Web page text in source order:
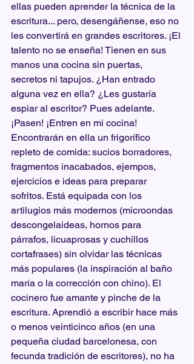
ellas pueden aprender la técnica de la
escritura... pero, desengáñense, eso no
les convertirá en grandes escritores. ¡El
talento no se enseña! Tienen en sus
manos una cocina sin puertas,
secretos ni tapujos. ¿Han entrado
alguna vez en ella? ¿Les gustaría
espiar al escritor? Pues adelante.
¡Pasen! ¡Entren en mi cocina!
Encontrarán en ella un frigorífico
repleto de comida: sucios borradores,
fragmentos inacabados, ejempos,
ejercicios e ideas para preparar
sofritos. Está equipada con los
artilugios más modernos (microondas
descongelaideas, hornos para
párrafos, licuaprosas y cuchillos
cortafrases) sin olvidar las técnicas
más populares (la inspiración al baño
maría o la corrección con chino). El
cocinero fue amante y pinche de la
escritura. Aprendió a escribir hace más
o menos veinticinco años (en una
pequeña ciudad barcelonesa, con
fecunda tradición de escritores), no ha